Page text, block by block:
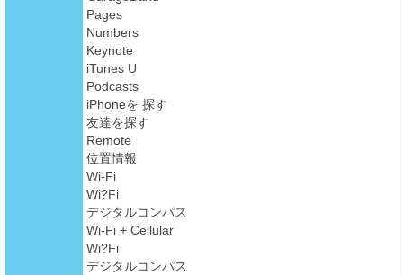
Pages
Numbers
Keynote
iTunes U
Podcasts
iPhoneを 探す
友達を探す
Remote
位置情報
Wi-Fi
Wi?Fi
デジタルコンパス
Wi-Fi + Cellular
Wi?Fi
デジタルコンパス